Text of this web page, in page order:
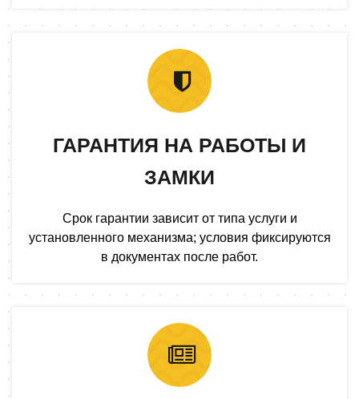
ГАРАНТИЯ НА РАБОТЫ И
ЗАМКИ
Срок гарантии зависит от типа услуги и
установленного механизма; условия фиксируются
в документах после работ.